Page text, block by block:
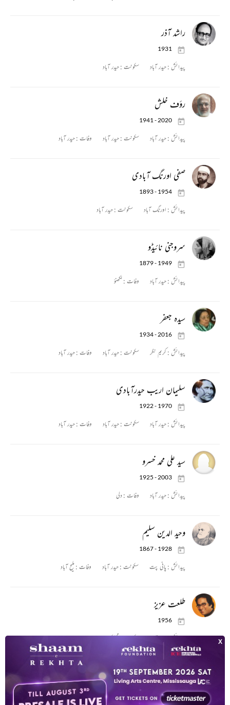
راشد آذر
1931
پیدائش :حیدر آباد سکونت :حیدر آباد
رؤف خلش
1941 - 2020
پیدائش :حیدر آباد سکونت :حیدر آباد وفات :حیدر آباد
صفی اورنگ آبادی
1893 - 1954
پیدائش : اورنگ آباد سکونت :حیدر آباد
سروجنی نائیڈو
1879 - 1949
پیدائش :حیدر آباد وفات : لکھنؤ
سیدہ جعفر
1934 - 2016
پیدائش :کریم نگر سکونت :حیدر آباد وفات :حیدر آباد
سلیمان اریب حیدرآبادی
1922 - 1970
پیدائش :حیدر آباد سکونت :حیدر آباد وفات :حیدر آباد
سید علی محمد خسرو
1925 - 2003
پیدائش :حیدر آباد وفات :دلی
وحید الدین سلیم
1867 - 1928
پیدائش : پانی پت سکونت :حیدر آباد وفات :ملیح آباد
طلعت عزیز
1956
پیدائش :حیدر آباد سکونت :ممبئی
وٹھل راؤ
پیدائش :حیدر آباد حیدر آباد